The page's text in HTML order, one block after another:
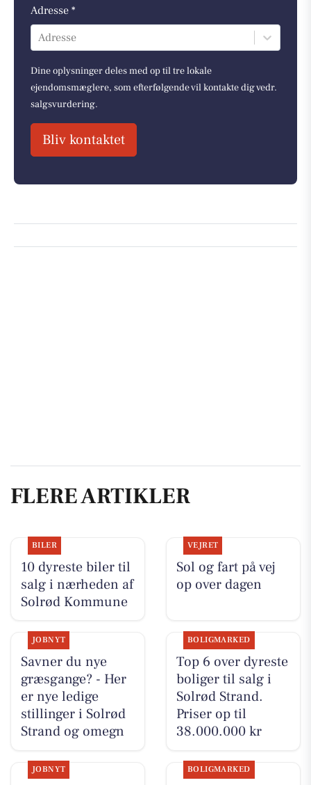
Adresse *
Adresse
Dine oplysninger deles med op til tre lokale
ejendomsmæglere, som efterfølgende vil kontakte dig vedr.
salgsvurdering.
Bliv kontaktet
FLERE ARTIKLER
BILER
10 dyreste biler til
salg i nærheden af
Solrød Kommune
VEJRET
Sol og fart på vej
op over dagen
JOBNYT
Savner du nye
græsgange? - Her
er nye ledige
stillinger i Solrød
Strand og omegn
BOLIGMARKED
Top 6 over dyreste
boliger til salg i
Solrød Strand.
Priser op til
38.000.000 kr
JOBNYT BOLIGMARKED